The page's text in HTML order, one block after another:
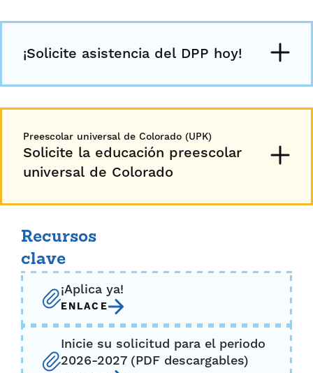
¡Solicite asistencia del DPP hoy!
Preescolar universal de Colorado (UPK)
Solicite la educación preescolar
universal de Colorado
Recursos
clave
¡Aplica ya!
ENLACE
Inicie su solicitud para el periodo
2026-2027 (PDF descargables)